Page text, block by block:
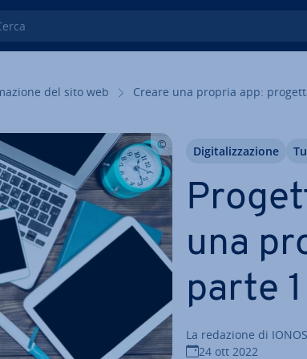
del sito web Creare una propria app:
una
parte 1
La redazione di IONOS
24 ott 2022
Di­gi­ta­liz­za­zio­ne